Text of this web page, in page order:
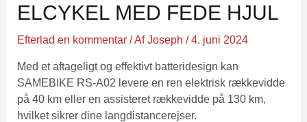
ELCYKEL MED FEDE HJUL
Efterlad en kommentar / AfJoseph /4. juni 2024
Med et aftageligt og effektivt batteridesign kan
SAMEBIKE RS-A02 levere en ren elektrisk rækkevidde
på 40 km eller en assisteret rækkevidde på 130 km,
hvilket sikrer dine langdistancerejser.